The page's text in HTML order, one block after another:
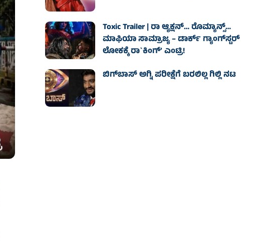
Toxic Trailer | ರಾ ಆ್ಯಕ್ಷನ್‌… ರೊಮ್ಯಾನ್ಸ್‌…
ಮಾಫಿಯಾ ಸಾಮ್ರಾಜ್ಯ – ಡಾರ್ಕ್‌ ಗ್ಯಾಂಗ್‌ಸ್ಟರ್‌
ಲೋಕಕ್ಕೆ ರಾ`ಕಿಂಗ್‌’ ಎಂಟ್ರಿ!
ಬಿಗ್‌ಬಾಸ್ ಅಗ್ನಿ ಪರೀಕ್ಷೆಗೆ ಬರಲಿಲ್ಲ ಗಿಲ್ಲಿ ನಟ